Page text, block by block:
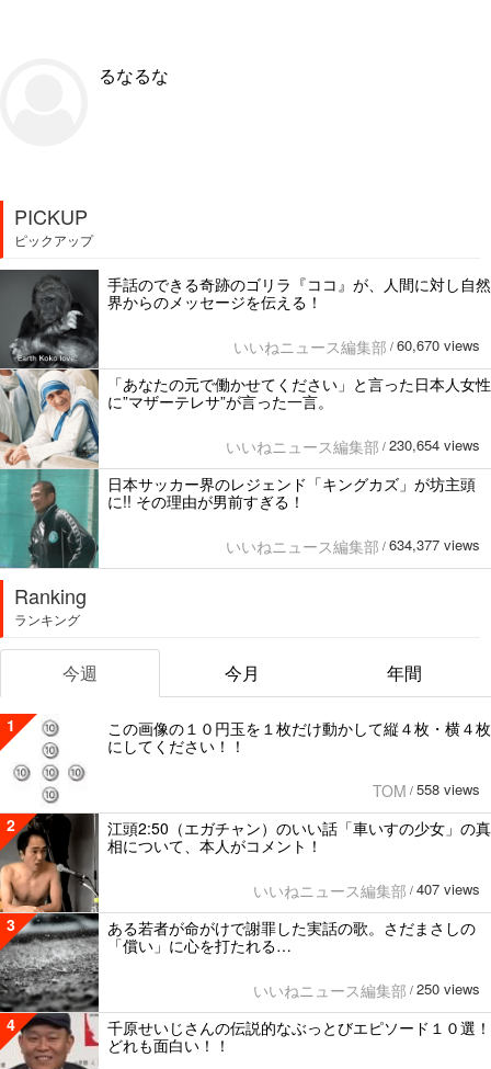
るなるな
PICKUP
ピックアップ
手話のできる奇跡のゴリラ『ココ』が、人間に対し自然
界からのメッセージを伝える！
いいねニュース編集部 / 60,670 views
「あなたの元で働かせてください」と言った日本人女性
に”マザーテレサ”が言った一言。
いいねニュース編集部 / 230,654 views
日本サッカー界のレジェンド「キングカズ」が坊主頭
に!! その理由が男前すぎる！
いいねニュース編集部 / 634,377 views
Ranking
ランキング
今週 今月 年間
1
この画像の１０円玉を１枚だけ動かして縦４枚・横４枚
にしてください！！
TOM / 558 views
2
江頭2:50（エガチャン）のいい話「車いすの少女」の真
相について、本人がコメント！
いいねニュース編集部 / 407 views
3
ある若者が命がけで謝罪した実話の歌。さだまさしの
「償い」に心を打たれる…
いいねニュース編集部 / 250 views
4
千原せいじさんの伝説的なぶっとびエピソード１０選！
どれも面白い！！